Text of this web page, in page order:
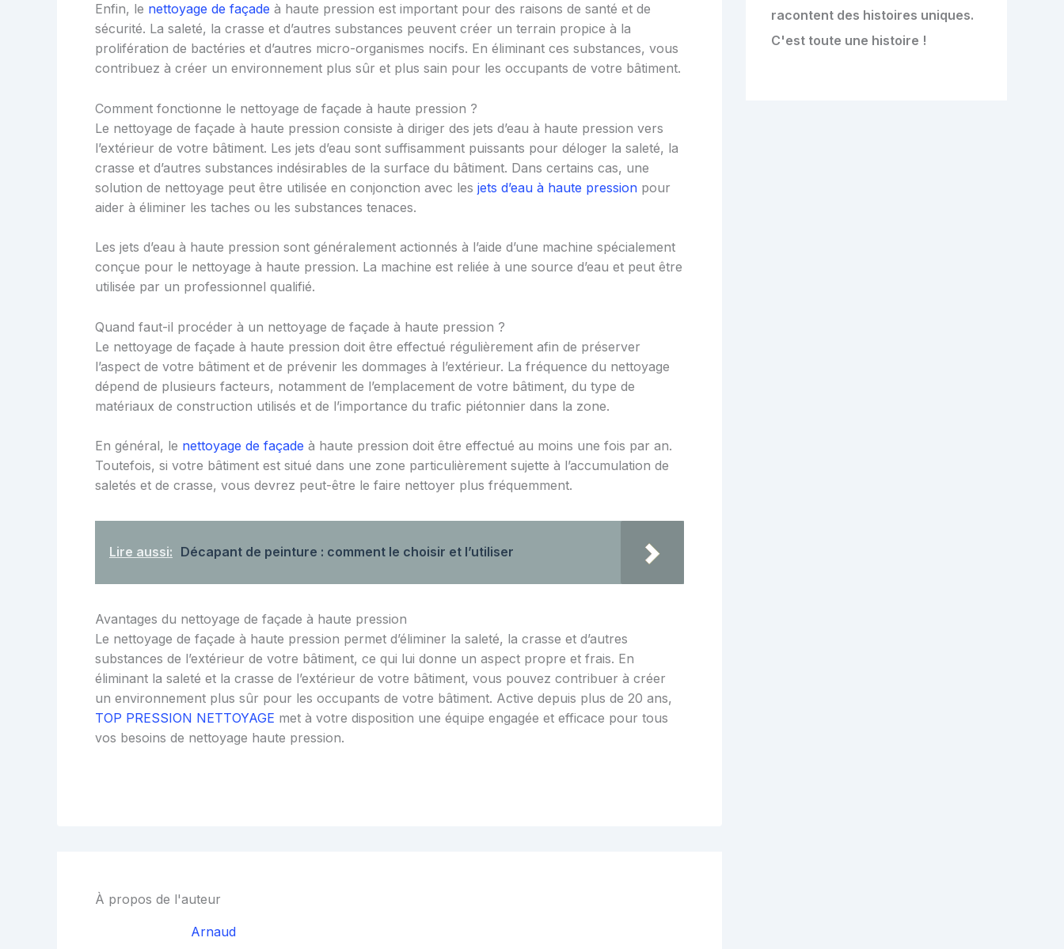
Enfin, le nettoyage de façade à haute pression est important pour des raisons de santé et de
sécurité. La saleté, la crasse et d’autres substances peuvent créer un terrain propice à la
prolifération de bactéries et d’autres micro-organismes nocifs. En éliminant ces substances, vous
contribuez à créer un environnement plus sûr et plus sain pour les occupants de votre bâtiment.
Comment fonctionne le nettoyage de façade à haute pression ?
Le nettoyage de façade à haute pression consiste à diriger des jets d’eau à haute pression vers
l’extérieur de votre bâtiment. Les jets d’eau sont suffisamment puissants pour déloger la saleté, la
crasse et d’autres substances indésirables de la surface du bâtiment. Dans certains cas, une
solution de nettoyage peut être utilisée en conjonction avec les jets d’eau à haute pression pour
aider à éliminer les taches ou les substances tenaces.
Les jets d’eau à haute pression sont généralement actionnés à l’aide d’une machine spécialement
conçue pour le nettoyage à haute pression. La machine est reliée à une source d’eau et peut être
utilisée par un professionnel qualifié.
Quand faut-il procéder à un nettoyage de façade à haute pression ?
Le nettoyage de façade à haute pression doit être effectué régulièrement afin de préserver
l’aspect de votre bâtiment et de prévenir les dommages à l’extérieur. La fréquence du nettoyage
dépend de plusieurs facteurs, notamment de l’emplacement de votre bâtiment, du type de
matériaux de construction utilisés et de l’importance du trafic piétonnier dans la zone.
En général, le nettoyage de façade à haute pression doit être effectué au moins une fois par an.
Toutefois, si votre bâtiment est situé dans une zone particulièrement sujette à l’accumulation de
saletés et de crasse, vous devrez peut-être le faire nettoyer plus fréquemment.
Lire aussi: Décapant de peinture : comment le choisir et l’utiliser
Avantages du nettoyage de façade à haute pression
Le nettoyage de façade à haute pression permet d’éliminer la saleté, la crasse et d’autres
substances de l’extérieur de votre bâtiment, ce qui lui donne un aspect propre et frais. En
éliminant la saleté et la crasse de l’extérieur de votre bâtiment, vous pouvez contribuer à créer
un environnement plus sûr pour les occupants de votre bâtiment. Active depuis plus de 20 ans,
TOP PRESSION NETTOYAGE met à votre disposition une équipe engagée et efficace pour tous
vos besoins de nettoyage haute pression.
À propos de l'auteur
Arnaud
racontent des histoires uniques.
C'est toute une histoire !